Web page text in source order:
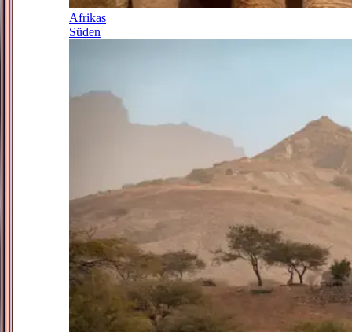
Afrikas
Süden